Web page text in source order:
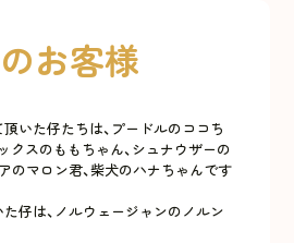
お客様
いた仔たちは、プードルのココち
クスのももちゃん、シュナウザーの
のマロン君、柴犬のハナちゃんです
仔は、ノルウェージャンのノルン